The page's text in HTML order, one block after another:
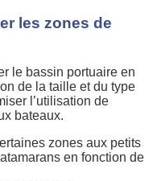
les zones de
le bassin portuaire en
de la taille et du type
l’utilisation de
bateaux.
zones aux petits
en fonction de